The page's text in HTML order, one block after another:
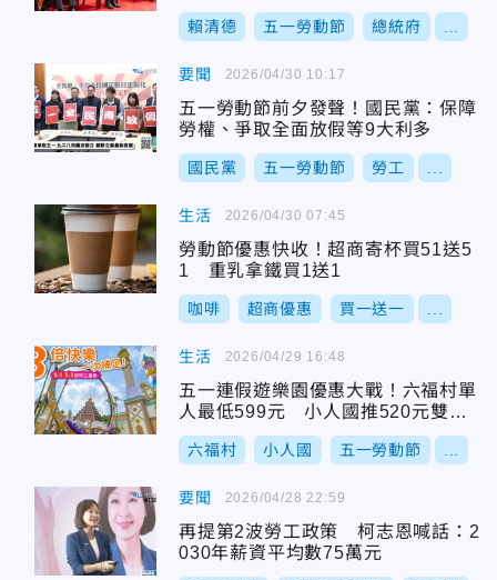
賴清德 五一勞動節 總統府
要聞
五一勞動節前夕發聲！國民黨：保障
勞權、爭取全面放假等9大利多
國民黨 五一勞動節 勞工
2026/04/30 10:17
生活
勞動節優惠快收！超商寄杯買51送5
1 重乳拿鐵買1送1
咖啡 超商優惠 買一送一
2026/04/30 07:45
生活
五一連假遊樂園優惠大戰！六福村單
人最低599元 小人國推520元雙人
票
六福村 小人國 五一勞動節
2026/04/29 16:48
要聞
再提第2波勞工政策 柯志恩喊話：2
030年薪資平均數75萬元
2026/04/28 22:59